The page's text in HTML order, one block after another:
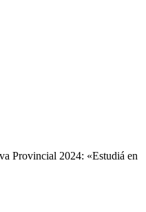
Provincial 2024: «Estudiá en